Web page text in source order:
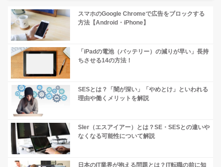
スマホのGoogle Chromeで広告をブロックする
方法【Android・iPhone】
「iPadの電池（バッテリー）の減りが早い」長持
ちさせる14の方法！
SESとは？「闇が深い」「やめとけ」といわれる
理由や働くメリットを解説
SIer（エスアイアー）とは？SE・SESとの違いや
なくなる可能性について解説
日本のIT業界が抱える問題とは？IT転職の前に知